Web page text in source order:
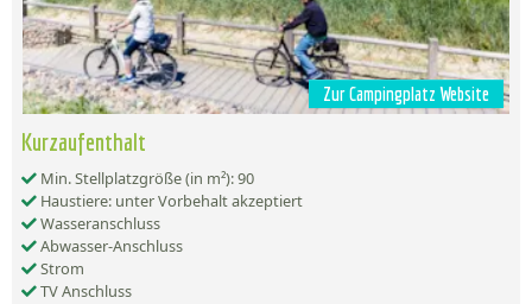
Zur Campingplatz Website
Kurzaufenthalt
Min. Stellplatzgröße (in m²): 90
Haustiere: unter Vorbehalt akzeptiert
Wasseranschluss
Abwasser-Anschluss
Strom
TV Anschluss